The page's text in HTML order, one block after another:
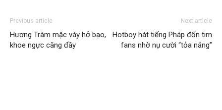
Previous article
Hương Tràm mặc váy hở bạo,
khoe ngực căng đầy
Next article
Hotboy hát tiếng Pháp đốn tim
fans nhờ nụ cười “tỏa nắng”